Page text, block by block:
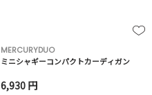
MERCURYDUO
ミニシャギーコンパクトカーディガン
6,930 円